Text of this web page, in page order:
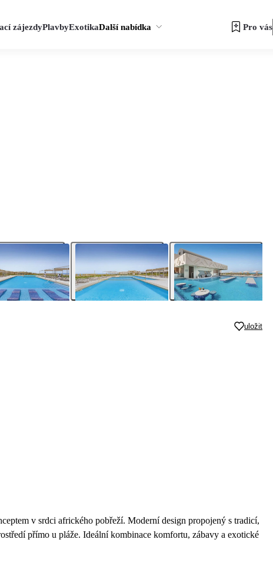
zájezdyPlavbyExotikaDalší nabídka Pro vás
uložit
v srdci afrického pobřeží. Moderní design propojený s tradicí,
přímo u pláže. Ideální kombinace komfortu, zábavy a exotické